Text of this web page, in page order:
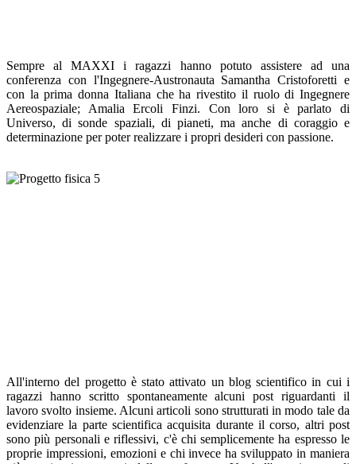
Sempre al MAXXI i ragazzi hanno potuto assistere ad una
conferenza con l'Ingegnere-Austronauta Samantha Cristoforetti e
con la prima donna Italiana che ha rivestito il ruolo di Ingegnere
Aereospaziale; Amalia Ercoli Finzi. Con loro si è parlato di
Universo, di sonde spaziali, di pianeti, ma anche di coraggio e
determinazione per poter realizzare i propri desideri con passione.
All'interno del progetto è stato attivato un blog scientifico in cui i
ragazzi hanno scritto spontaneamente alcuni post riguardanti il
lavoro svolto insieme. Alcuni articoli sono strutturati in modo tale da
evidenziare la parte scientifica acquisita durante il corso, altri post
sono più personali e riflessivi, c'è chi semplicemente ha espresso le
proprie impressioni, emozioni e chi invece ha sviluppato in maniera